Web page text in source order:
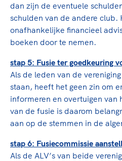
dan zijn de eventuele
schulden van de andere club.
onafhankelijke financieel
boeken door te nemen.
stap 5: Fusie ter goedkeuring
Als de leden van de
staan, heeft het geen zin om
informeren en overtuigen van
van de fusie is daarom
aan op de stemmen in de
stap 6: Fusiecommissie
Als de ALV’s van beide